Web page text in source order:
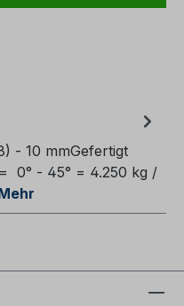
- 10 mmGefertigt
0° - 45° = 4.250 kg /